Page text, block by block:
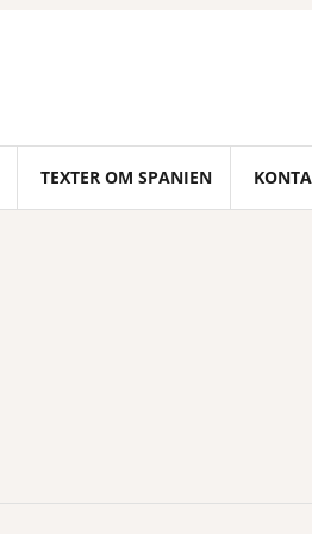
TEXTER OM SPANIEN